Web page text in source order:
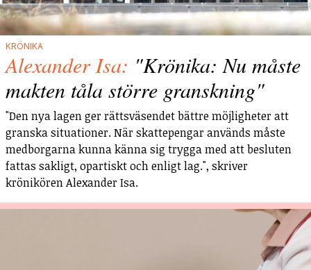
KRÖNIKA
Alexander Isa: "Krönika: Nu måste
makten tåla större granskning"
"Den nya lagen ger rättsväsendet bättre möjligheter att
granska situationer. När skattepengar används måste
medborgarna kunna känna sig trygga med att besluten
fattas sakligt, opartiskt och enligt lag.", skriver
krönikören Alexander Isa.